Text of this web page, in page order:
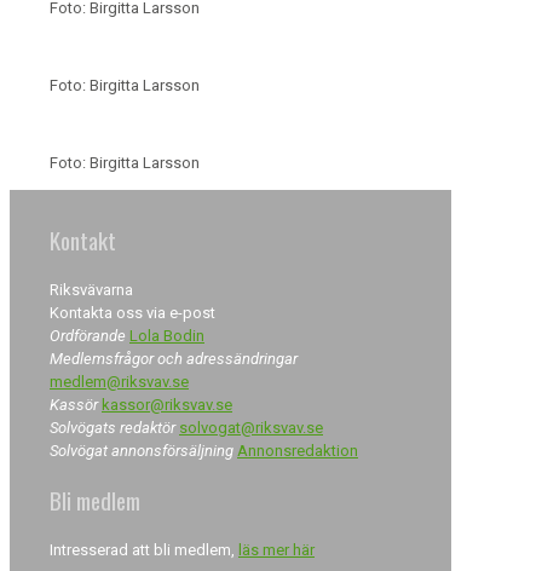
Foto: Birgitta Larsson
Foto: Birgitta Larsson
Foto: Birgitta Larsson
Kontakt
Riksvävarna
Kontakta oss via e-post
Ordförande Lola Bodin
Medlemsfrågor och adressändringar
medlem@riksvav.se
Kassör kassor@riksvav.se
Solvögats redaktör solvogat@riksvav.se
Solvögat annonsförsäljning Annonsredaktion
Bli medlem
Intresserad att bli medlem, läs mer här